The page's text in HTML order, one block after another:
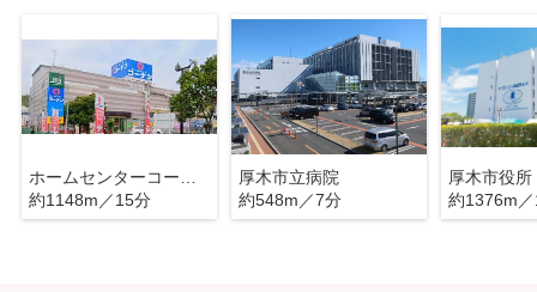
約1148m／15分
厚木市立病院
約548m／7分
厚木市役所
約1376m